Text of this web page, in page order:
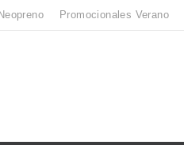
Promocionales Verano